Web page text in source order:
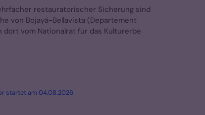
restauratorischer Sicherung sind
von Bojayá-Bellavista (Departement
vom Nationalrat für das Kulturerbe
startet am 04.08.2026: